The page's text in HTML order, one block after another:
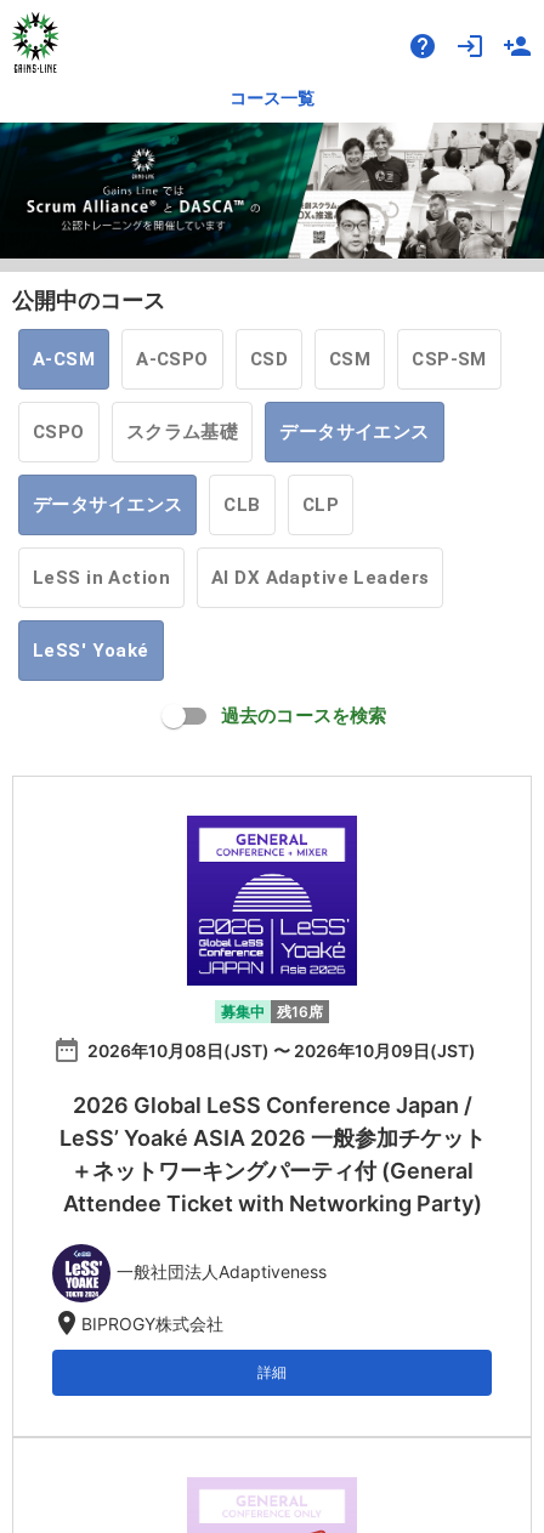
help login person_add
コース一覧
公開中のコース
A-CSM A-CSPO CSD CSM CSP-SM
CSPO スクラム基礎 データサイエンス
データサイエンス CLB CLP
LeSS in Action AI DX Adaptive Leaders
LeSS' Yoaké
過去のコースを検索
募集中 残16席
date_range 2026年10月08日(JST) 〜 2026年10月09日(JST)
2026 Global LeSS Conference Japan /
LeSS’ Yoaké ASIA 2026 一般参加チケット
＋ネットワーキングパーティ付 (General
Attendee Ticket with Networking Party)
一般社団法人Adaptiveness
location_on BIPROGY株式会社
詳細